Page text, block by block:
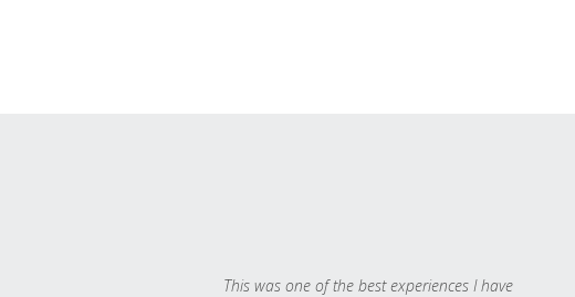
This was one of the best experiences I have